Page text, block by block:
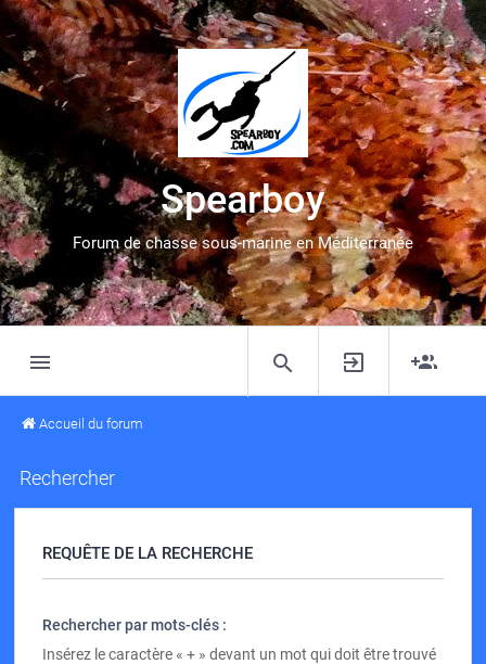
Spearboy
Forum de chasse sous-marine en Méditerranée
Accueil du forum
Rechercher
REQUÊTE DE LA RECHERCHE
Rechercher par mots-clés :
Insérez le caractère « + » devant un mot qui doit être trouvé